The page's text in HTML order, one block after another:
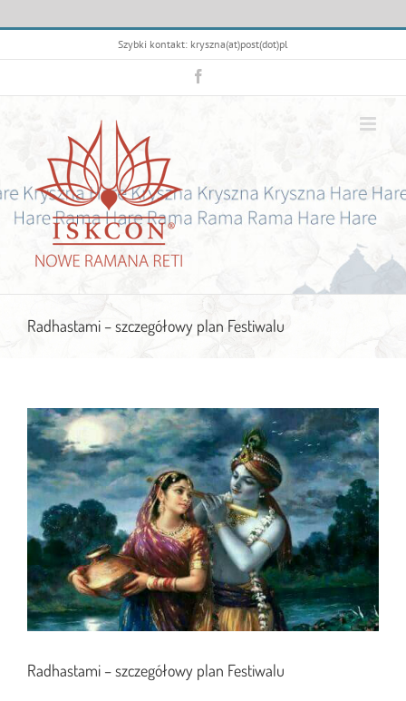
Przejdź
Szybki kontakt: kryszna(at)post(dot)pl
Radhastami – szczegółowy plan Festiwalu
Pokaż
większy
obrazek
Radhastami – szczegółowy plan Festiwalu